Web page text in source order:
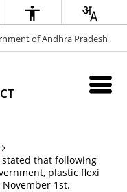
of Andhra Pradesh
that following
plastic flexi
1st.